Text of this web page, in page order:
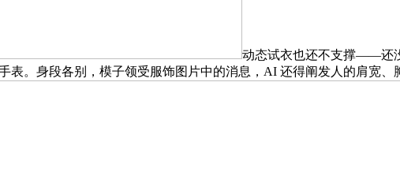
动态试衣也还不支撑——还
表。身段各别，模子领受服饰图片中的消息，AI 还得阐发人的肩宽